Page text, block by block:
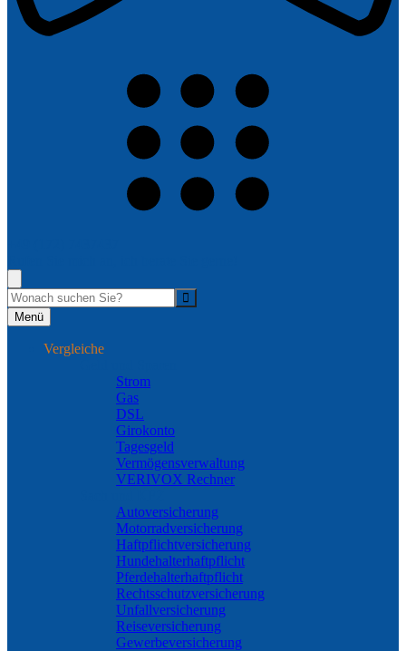
Menü
Vergleiche
Strom
Gas
DSL
Girokonto
Tagesgeld
Vermögensverwaltung
VERIVOX Rechner
Autoversicherung
Motorradversicherung
Haftpflichtversicherung
Hundehalterhaftpflicht
Pferdehalterhaftpflicht
Rechtsschutzversicherung
Unfallversicherung
Reiseversicherung
Gewerbeversicherung